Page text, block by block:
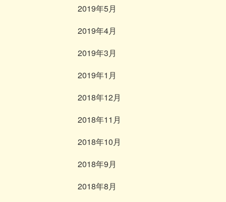
2019年5月
2019年4月
2019年3月
2019年1月
2018年12月
2018年11月
2018年10月
2018年9月
2018年8月